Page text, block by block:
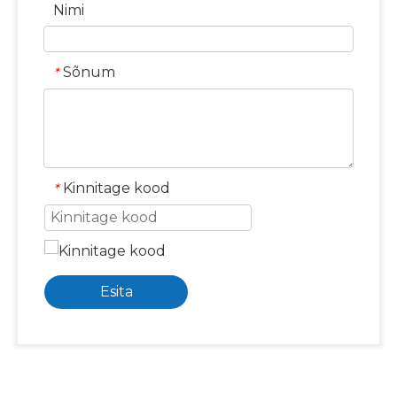
Nimi
* Sõnum
* Kinnitage kood
Esita